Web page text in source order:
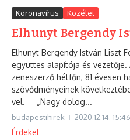
Koronavírus Közélet
Elhunyt Bergendy
Elhunyt Bergendy István Liszt
együttes alapítója és
zeneszerző hétfőn, 81 évesen
szövődményeinek
vel. „Nagy dolog...
budapestihirek 2020.12.14. 15:46
Érdekel